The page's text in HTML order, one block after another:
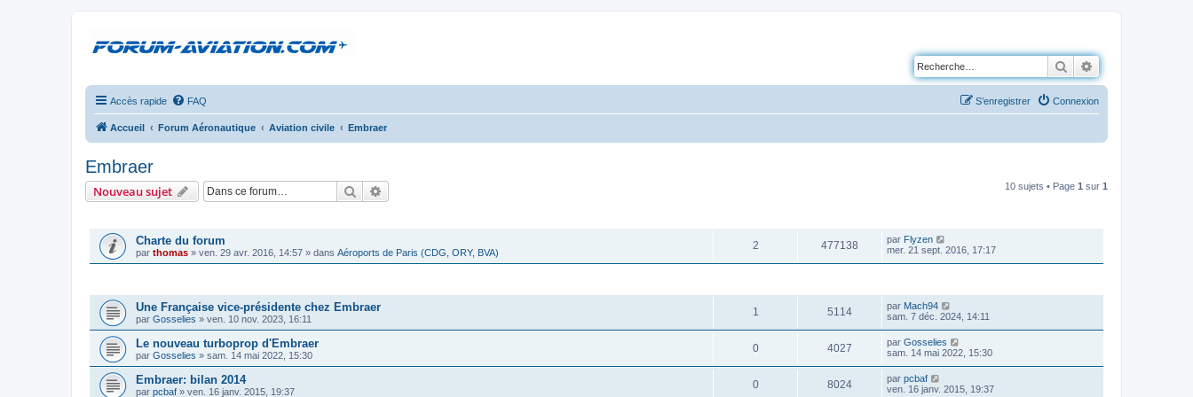
Rechercher
Accès rapide FAQ Connexion
S’enregistrer
Accueil Forum Aéronautique Aviation civile Embraer
Embraer
Nouveau sujet Rechercher 10 sujets • Page 1 sur 1
Charte du forum
par thomas » ven. 29 avr. 2016, 14:57 » dans Aéroports de Paris (CDG, ORY, BVA)
2 477138 par Flyzen
mer. 21 sept. 2016, 17:17
Une Française vice-présidente chez Embraer
par Gosselies » ven. 10 nov. 2023, 16:11
1 5114 par Mach94
sam. 7 déc. 2024, 14:11
Le nouveau turboprop d'Embraer
par Gosselies » sam. 14 mai 2022, 15:30
0 4027 par Gosselies
sam. 14 mai 2022, 15:30
Embraer: bilan 2014
par pcbaf » ven. 16 janv. 2015, 19:37
0 8024 par pcbaf
ven. 16 janv. 2015, 19:37